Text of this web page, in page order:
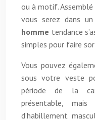
ou à motif.
vous serez dans
homme tendance
simples pour faire
Vous pouvez
sous votre veste
période de la
présentable,
d’habillement